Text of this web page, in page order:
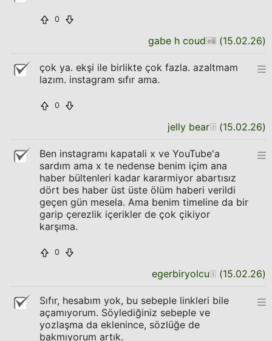
0
gabe h coud (15.02.26)
çok ya. ekşi ile birlikte çok fazla. azaltmam
lazım. instagram sıfır ama.
0
jelly bear (15.02.26)
Ben instagramı kapatali x ve YouTube'a
sardım ama x te nedense benim içim ana
haber bültenleri kadar kararmiyor abartısız
dört bes haber üst üste ölüm haberi verildi
geçen gün mesela. Ama benim timeline da bir
garip çerezlik içerikler de çok çikiyor
karşıma.
0
egerbiryolcu (15.02.26)
Sıfır, hesabım yok, bu sebeple linkleri bile
açamıyorum. Söylediğiniz sebeple ve
yozlaşma da eklenince, sözlüğe de
bakmıyorum artık.